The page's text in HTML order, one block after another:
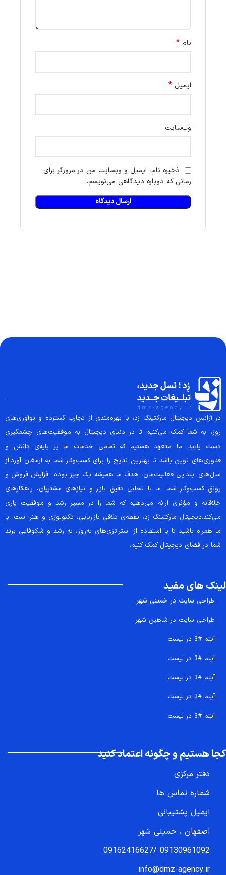
نام *
ایمیل *
وب‌سایت
ذخیره نام، ایمیل و وبسایت من در مرورگر برای
زمانی که دوباره دیدگاهی می‌نویسم.
در آژانس دیجیتال مارکتینگ زد، با بهره‌مندی از تجارب گسترده و نوآوری‌های
روز، به شما کمک می‌کنیم تا در دنیای دیجیتال به موفقیت‌های چشمگیری
دست یابید. ما متعهد هستیم که تمامی خدمات ما بر پایه‌ی دانش و
فناوری‌های نوین باشد تا بهترین نتایج را برای کسب‌وکار شما به ارمغان آورد.از
سال‌های ابتدایی فعالیت‌مان، هدف ما همیشه یک چیز بوده: افزایش فروش و
رونق کسب‌وکار شما. ما با تحلیل دقیق بازار و نیازهای مشتریان، راهکارهای
خلاقانه و مؤثری ارائه می‌دهیم که شما را در مسیر رشد و موفقیت یاری
می‌کند.دیجیتال مارکتینگ زد، نقطه‌ی تلاقی بازاریابی، تکنولوژی و هنر است. با
ما همراه باشید تا با استفاده از استراتژی‌های به‌روز، به رشد و شکوفایی برند
شما در فضای دیجیتال کمک کنیم.
لینک های مفید
طراحی سایت در خمینی شهر
طراحی سایت در شاهین شهر
آیتم #3 در لیست
آیتم #3 در لیست
آیتم #3 در لیست
آیتم #3 در لیست
آیتم #3 در لیست
کجا هستیم و چگونه اعتماد کنید
دفتر مرکزی
شماره تماس ها
ایمیل پشتیبانی
اصفهان ، خمینی شهر
09130961092
/
09162416627
info@dmz-agency.ir